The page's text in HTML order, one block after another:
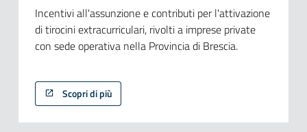
Incentivi all'assunzione e contributi per l'attivazione
di tirocini extracurriculari, rivolti a imprese private
con sede operativa nella Provincia di Brescia.
Scopri di più